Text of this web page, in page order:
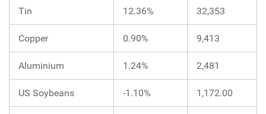
Tin 12.36% 32,353
Copper 0.90% 9,413
Aluminium 1.24% 2,481
US Soybeans -1.10% 1,172.00